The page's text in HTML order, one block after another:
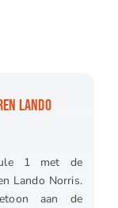
LANDO
1 met de
Lando Norris.
aan de